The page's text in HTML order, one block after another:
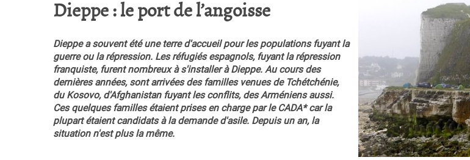
Dieppe : le port de l’angoisse
Dieppe a souvent été une terre d'accueil pour les populations fuyant la
guerre ou la répression. Les réfugiés espagnols, fuyant la répression
franquiste, furent nombreux à s'installer à Dieppe. Au cours des
dernières années, sont arrivées des familles venues de Tchétchénie,
du Kosovo, d'Afghanistan fuyant les conflits, des Arméniens aussi.
Ces quelques familles étaient prises en charge par le CADA* car la
plupart étaient candidats à la demande d'asile. Depuis un an, la
situation n'est plus la même.